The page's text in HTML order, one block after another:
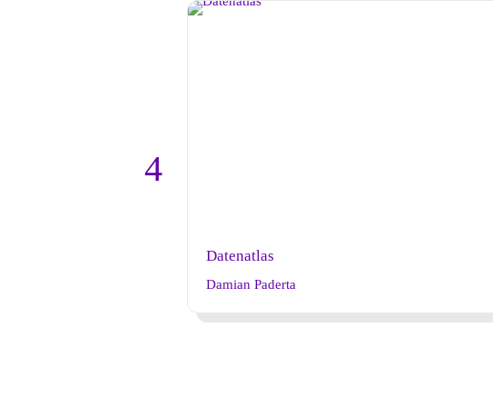
Datenatlas
Damian Paderta